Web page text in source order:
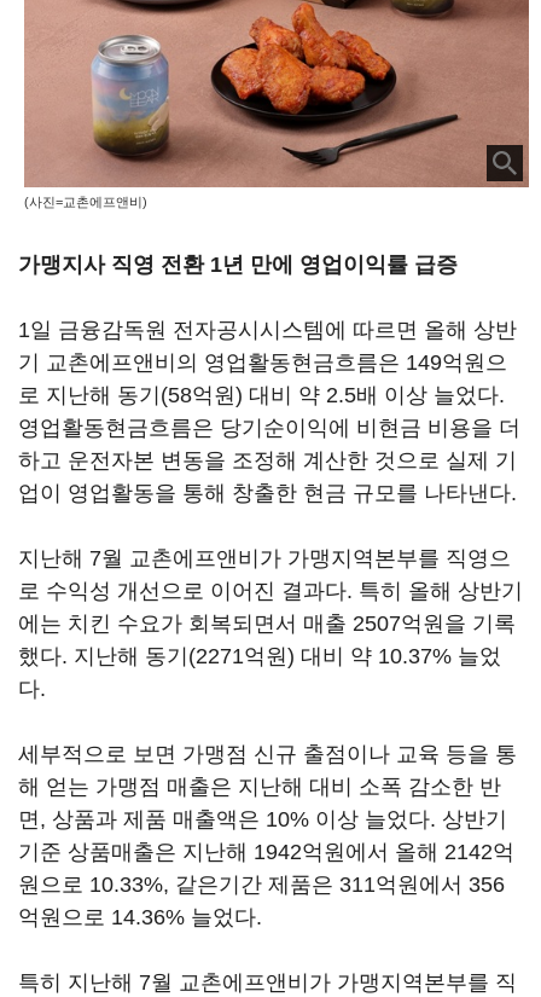
(사진=교촌에프앤비)
가맹지사 직영 전환 1년 만에 영업이익률 급증
1일 금융감독원 전자공시시스템에 따르면 올해 상반
기 교촌에프앤비의 영업활동현금흐름은 149억원으
로 지난해 동기(58억원) 대비 약 2.5배 이상 늘었다.
영업활동현금흐름은 당기순이익에 비현금 비용을 더
하고 운전자본 변동을 조정해 계산한 것으로 실제 기
업이 영업활동을 통해 창출한 현금 규모를 나타낸다.
지난해 7월 교촌에프앤비가 가맹지역본부를 직영으
로 수익성 개선으로 이어진 결과다. 특히 올해 상반기
에는 치킨 수요가 회복되면서 매출 2507억원을 기록
했다. 지난해 동기(2271억원) 대비 약 10.37% 늘었
다.
세부적으로 보면 가맹점 신규 출점이나 교육 등을 통
해 얻는 가맹점 매출은 지난해 대비 소폭 감소한 반
면, 상품과 제품 매출액은 10% 이상 늘었다. 상반기
기준 상품매출은 지난해 1942억원에서 올해 2142억
원으로 10.33%, 같은기간 제품은 311억원에서 356
억원으로 14.36% 늘었다.
특히 지난해 7월 교촌에프앤비가 가맹지역본부를 직